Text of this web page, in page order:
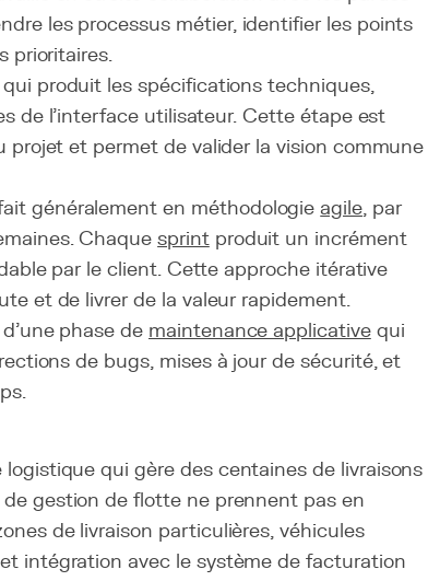
les processus métier, identifier les points
prioritaires.
produit les spécifications techniques,
de l'interface utilisateur. Cette étape est
et permet de valider la vision commune
généralement en méthodologieagile, par
Chaquesprintproduit un incrément
par le client. Cette approche itérative
et de livrer de la valeur rapidement.
phase de maintenance applicativequi
de bugs, mises à jour de sécurité, et
qui gère des centaines de livraisons
gestion de flotte ne prennent pas en
de livraison particulières, véhicules
intégration avec le système de facturation